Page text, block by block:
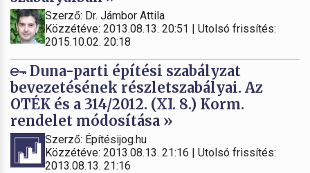
Szerző: Dr. Jámbor Attila
Közzétéve: 2013.08.13. 20:51 | Utolsó frissítés:
2015.10.02. 20:18
Duna-parti építési szabályzat
bevezetésének részletszabályai. Az
OTÉK és a 314/2012. (XI. 8.) Korm.
rendelet módosítása »
Szerző: Építésijog.hu
Közzétéve: 2013.08.13. 21:16 | Utolsó frissítés:
2013.08.13. 21:16